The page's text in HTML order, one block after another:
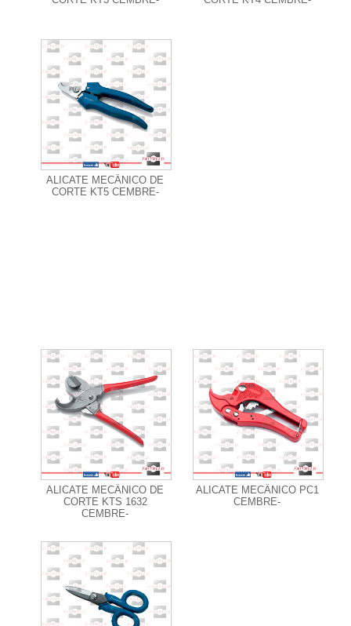
+ Informações
ALICATE MECÂNICO DE
CORTE KT5 CEMBRE-
+ Informações
ALICATE MECÂNICO DE
CORTE KTS 1632
CEMBRE-
+ Informações
ALICATE MECÂNICO PC1
CEMBRE-